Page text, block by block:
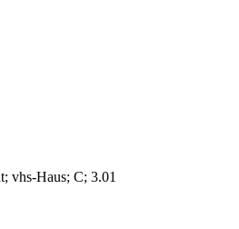
vhs-Haus; C; 3.01